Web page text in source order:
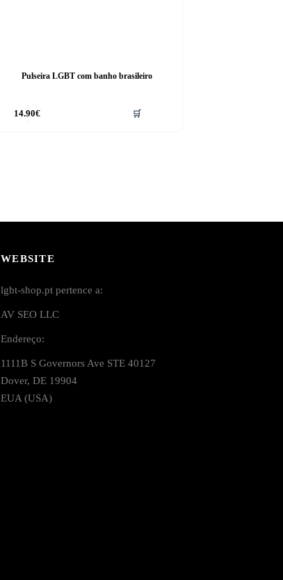
Pulseira LGBT com banho brasileiro
14.90€ 🛒
WEBSITE
lgbt-shop.pt pertence a:
AV SEO LLC
Endereço:
1111B S Governors Ave STE 40127
Dover, DE 19904
EUA (USA)